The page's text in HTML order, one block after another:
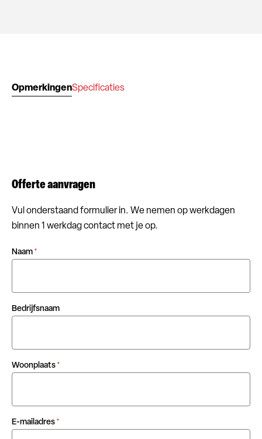
OpmerkingenSpecificaties
Offerte aanvragen
Vul onderstaand formulier in. We nemen op werkdagen
binnen 1 werkdag contact met je op.
Naam *
Bedrijfsnaam
Woonplaats *
E-mailadres *